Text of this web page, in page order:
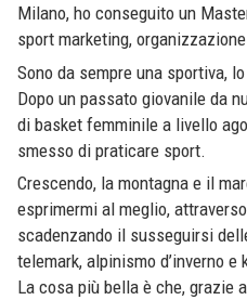
Milano, ho conseguito un
sport marketing,
Sono da sempre una sportiva,
Dopo un passato giovanile da
di basket femminile a livello
smesso di praticare sport.
Crescendo, la montagna e il
esprimermi al meglio,
scadenzando il susseguirsi
telemark, alpinismo d’inverno
La cosa più bella è che, grazie